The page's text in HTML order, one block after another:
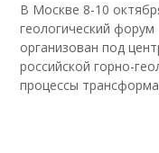
В Москве 8-10
геологический
организован под
российской горно-
процессы